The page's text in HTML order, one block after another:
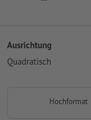
Ausrichtung
Quadratisch
Hochformat